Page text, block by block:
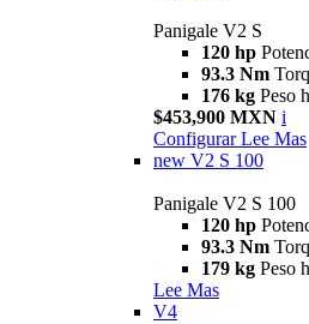
Panigale V2 S
120 hp
93.3 Nm
176 kg Peso
$453,900 MXN i
Configurar Lee Mas
new V2 S 100
Panigale V2 S 100
120 hp
93.3 Nm
179 kg Peso
Lee Mas
V4